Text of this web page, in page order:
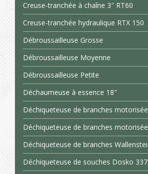
Creuse-tranchée à chaîne 3″ RT60
Creuse-tranchée hydraulique RTX 150
Débroussailleuse Grosse
Débroussailleuse Moyenne
Débroussailleuse Petite
Déchaumeuse à essence 18″
Déchiqueteuse de branches
Déchiqueteuse de branches
Déchiqueteuse de branches
Déchiqueteuse de souches Dosko 337